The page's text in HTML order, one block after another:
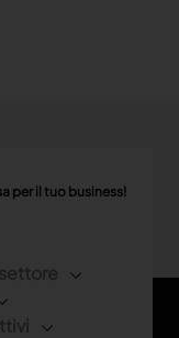
per il tuo business!